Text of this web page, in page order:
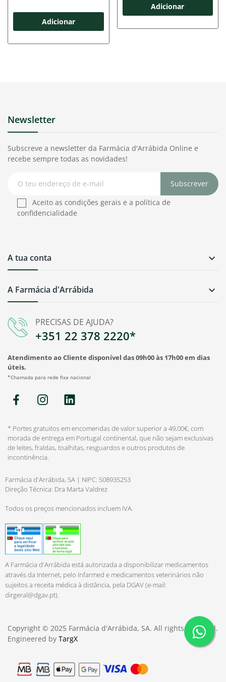
Adicionar
Adicionar
PRECISAS DE AJUDA?
+351 22 378 2220*
Atendimento ao Cliente disponível das 09h00 às 17h00 em dias
úteis.
*Chamada para rede fixa nacional
A Farmácia d'Arrábida 
A tua conta 
Newsletter
Subscreve a newsletter da Farmácia d'Arrábida Online e
recebe sempre todas as novidades!
Subscrever
Aceito as condições gerais e a política de
confidencialidade
* Portes gratuitos em encomendas de valor superior a 49,00€, com
morada de entrega em Portugal continental, que não sejam exclusivas
de leites, fraldas, toalhitas, resguardos e outros produtos de
incontinência.
Farmácia d'Arrábida, SA | NIPC: 508935253
Direção Técnica: Dra Marta Valdrez
Todos os preços mencionados incluem IVA.
A Farmácia d'Arrábida está autorizada a disponibilizar medicamentos
através da Internet, pelo Infarmed e medicamentos veterinários não
sujeitos a receita médica à distância, pela DGAV (e-mail:
dirgeral@dgav.pt).
Copyright © 2025 Farmácia d'Arrábida, SA. All rights reserved.
Engineered by TargX